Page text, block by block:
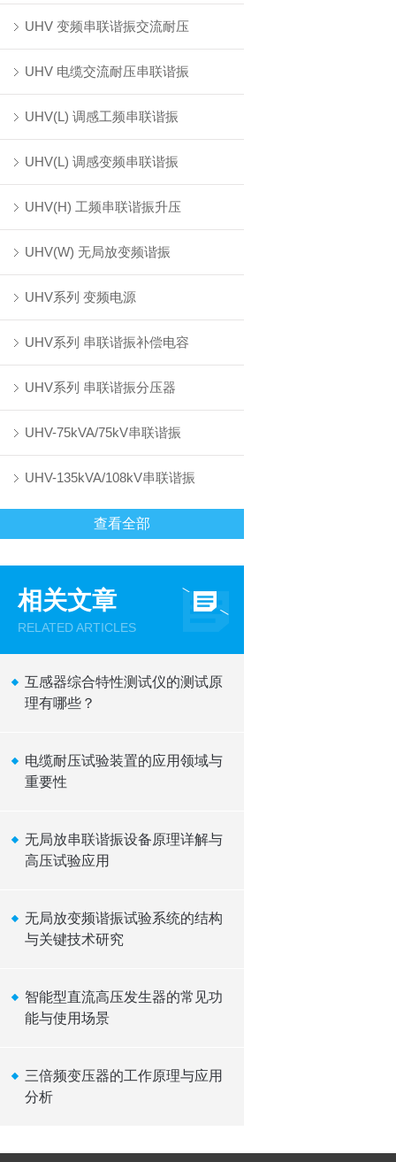
UHV 变频串联谐振交流耐压
UHV 电缆交流耐压串联谐振
UHV(L) 调感工频串联谐振
UHV(L) 调感变频串联谐振
UHV(H) 工频串联谐振升压
UHV(W) 无局放变频谐振
UHV系列 变频电源
UHV系列 串联谐振补偿电容
UHV系列 串联谐振分压器
UHV-75kVA/75kV串联谐振
UHV-135kVA/108kV串联谐振
查看全部
相关文章
RELATED ARTICLES
互感器综合特性测试仪的测试原
理有哪些？
电缆耐压试验装置的应用领域与
重要性
无局放串联谐振设备原理详解与
高压试验应用
无局放变频谐振试验系统的结构
与关键技术研究
智能型直流高压发生器的常见功
能与使用场景
三倍频变压器的工作原理与应用
分析